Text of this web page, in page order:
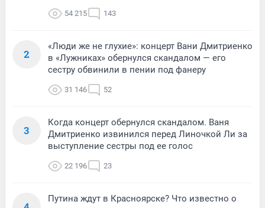
54 215 143
2
«Люди же не глухие»: концерт Вани Дмитриенко
в «Лужниках» обернулся скандалом — его
сестру обвинили в пении под фанеру
31 146 52
3
Когда концерт обернулся скандалом. Ваня
Дмитриенко извинился перед Линочкой Ли за
выступление сестры под ее голос
22 196 23
Путина ждут в Красноярске? Что известно о